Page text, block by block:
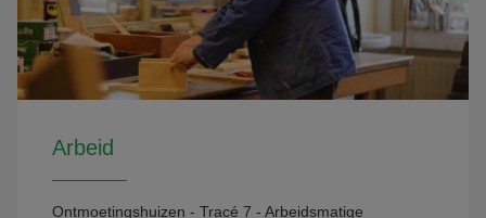
Arbeid
Ontmoetingshuizen - Tracé 7 - Arbeidsmatige